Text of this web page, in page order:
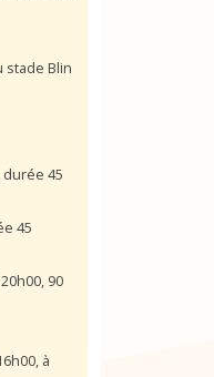
stade Blin
durée 45
45
90
à